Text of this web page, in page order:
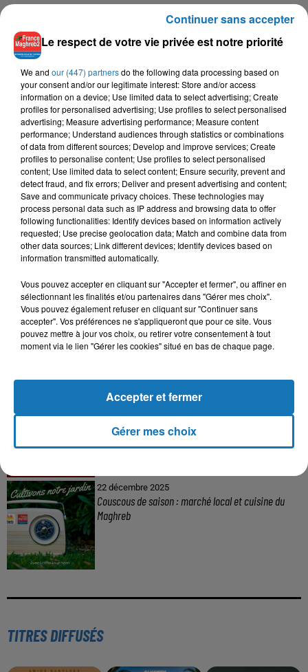
La tribunal fédéral a estimé que la mise à mort du détenu en
dépit de sa volonté d’être accompagné par un imam,
constituait une violation de la Constitution.
(Alabama) a régulièrement placé un aumônier chrétien dans
la chambre de la mort pour pourvoir aux besoins des
détenus chrétiens, mais a refusé de fournir le même bénéfice
à un musulman pratiquant » a estimé la juridiction.
À LA UNE
16 mai 2024
Baya: La Muse Algérienne Qui a Charmé le Monde
31 décembre 2025
confirmations et démonstrations
22 décembre 2025
Couscous de saison : marché local et cuisine du
Maghreb
TITRES DIFFUSÉS
Le respect de votre vie privée est notre priorité
We and our (447) partnersdo the following data processing based on
your consent and/or our legitimate interest: Store and/or access
information on a device; Use limited data to select advertising; Create
profiles for personalised advertising; Use profiles to select personalised
advertising; Measure advertising performance; Measure content
performance; Understand audiences through statistics or combinations
of data from different sources; Develop and improve services; Create
profiles to personalise content; Use profiles to select personalised
content; Use limited data to select content; Ensure security, prevent and
detect fraud, and fix errors; Deliver and present advertising and content;
Save and communicate privacy choices. These technologies may
process personal data such as IP address and browsing data to offer
following functionalities: Identify devices based on information actively
requested; Use precise geolocation data; Match and combine data from
other data sources; Link different devices; Identify devices based on
information transmitted automatically.
Vous pouvez accepter en cliquant sur "Accepter et fermer", ou affiner en
sélectionnant les finalités et/ou partenaires dans "Gérer mes choix".
Vous pouvez également refuser en cliquant sur "Continuer sans
accepter". Vos préférences ne s'appliqueront que pour ce site. Vous
pouvez mettre à jour vos choix, ou retirer votre consentement à tout
moment via le lien "Gérer les cookies" situé en bas de chaque page.
Gérer mes choix
Accepter et fermer
Continuer sans accepter